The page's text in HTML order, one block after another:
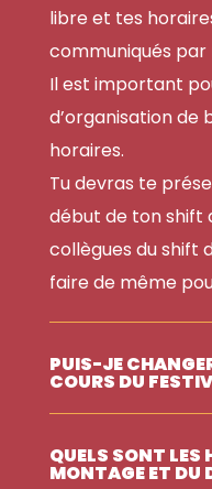
libre et tes
communiqués
Il est important
d’organisation de
horaires.
Tu devras te
début de ton shift
collègues du shift
faire de même
PUIS-JE
COURS DU
QUELS SONT LES
MONTAGE ET DU